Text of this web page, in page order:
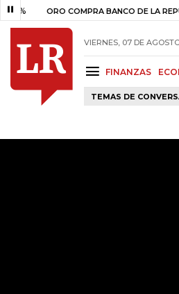
ORO COMPRA BANCO DE LA REPÚBLICA
VIERNES, 07 DE
FINANZAS
TEMAS DE